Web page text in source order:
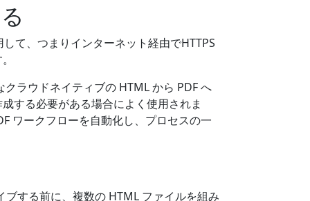
て、つまりインターネット経由でHTTPS
ラウドネイティブの HTML から PDF へ
する必要がある場合によく使用されま
ワークフローを自動化し、プロセスの一
する前に、複数の HTML ファイルを組み